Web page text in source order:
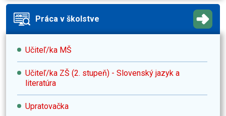
Práca v školstve
Učiteľ/ka MŠ
Učiteľ/ka ZŠ (2. stupeň) - Slovenský jazyk a
literatúra
Upratovačka